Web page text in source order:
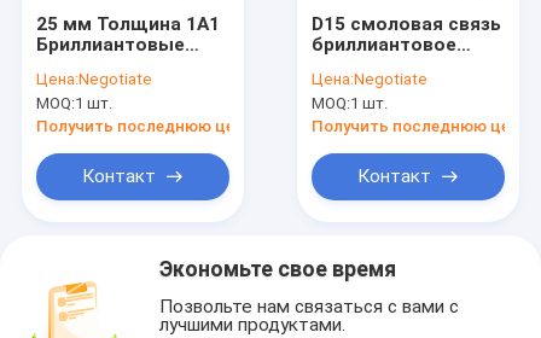
25 мм Толщина 1А1
Бриллиантовые
Острие колеса
Цена:Negotiate
MOQ:1 шт.
Получить последнюю цену
Контакт
D15 смоловая связь
бриллиантовое
колесо 20
дюймовое
алюминиевое тело
Цена:Negotiate
MOQ:1 шт.
Получить последнюю цену
Контакт
Экономьте свое время
Позвольте нам связаться с вами с
лучшими продуктами.